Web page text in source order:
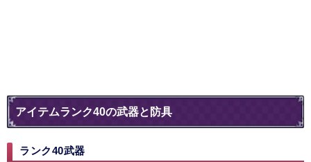
アイテムランク40の武器と防具
ランク40武器